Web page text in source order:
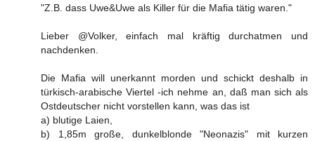
"Z.B. dass Uwe&Uwe als Killer für die Mafia tätig waren."
Lieber @Volker, einfach mal kräftig durchatmen und
nachdenken.
Die Mafia will unerkannt morden und schickt deshalb in
türkisch-arabische Viertel -ich nehme an, daß man sich als
Ostdeutscher nicht vorstellen kann, was das ist
a) blutige Laien,
b) 1,85m große, dunkelblonde "Neonazis" mit kurzen